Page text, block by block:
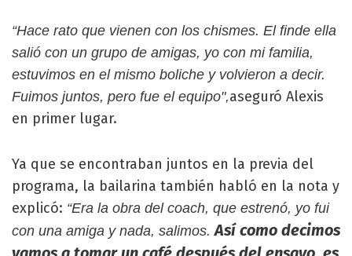
“Hace rato que vienen con los chismes. El finde ella
salió con un grupo de amigas, yo con mi familia,
estuvimos en el mismo boliche y volvieron a decir.
Fuimos juntos, pero fue el equipo",aseguró Alexis
en primer lugar.
Ya que se encontraban juntos en la previa del
programa, la bailarina también habló en la nota y
explicó: “Era la obra del coach, que estrenó, yo fui
con una amiga y nada, salimos. Así como decimos